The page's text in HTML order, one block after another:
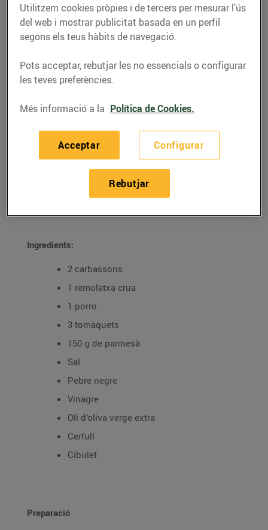
Recepta de carpaccio
de carbassó, remolatxa
i parmesà
Ingredients:
2 carbassons
1 remolatxa crua
1 porro
3 tomàquets
150 g de parmesà
Sal
Pebre negre
Vinagre
Oli d’oliva verge extra
Cerfull
Cibulet
Preparació
Utilitzem cookies pròpies i de tercers per mesurar l’ús
del web i mostrar publicitat basada en un perfil
segons els teus hàbits de navegació.
Pots acceptar, rebutjar les no essencials o configurar
les teves preferències.
Més informació a la Política de Cookies.
Configurar
Rebutjar
Acceptar